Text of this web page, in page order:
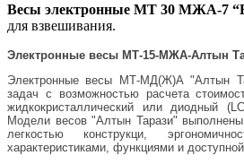
Весы электронные МТ 30 МЖА-7
для взвешивания.
Электронные весы МТ-15-МЖА-Алтын
Электронные весы МТ-МД(Ж)А "Алтын
задач с возможностью расчета
жидкокристаллический или диодный
Модели весов "Алтын Тарази"
легкостью конструкци,
характеристиками, функциями и доступной